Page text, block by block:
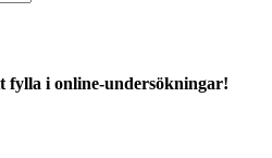
fylla i online-undersökningar!